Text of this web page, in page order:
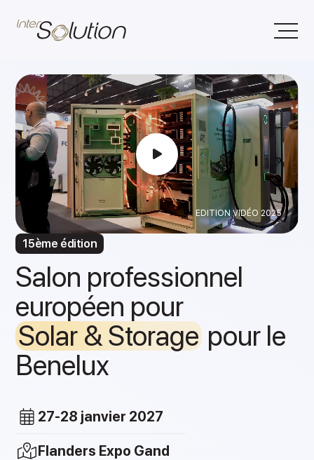
15ème édition
Salon professionnel
européen pour
Solar & Storage pour le
Benelux
27-28 janvier 2027
Flanders Expo Gand
EDITION VIDÉO 2025